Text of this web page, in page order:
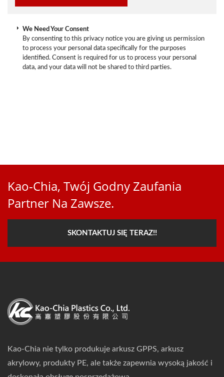
We Need Your Consent
By consenting to this privacy notice you are giving us permission
to process your personal data specifically for the purposes
identified. Consent is required for us to process your personal
data, and your data will not be shared to third parties.
Kao-Chia, Twój Godny Zaufania
Partner Na Zawsze.
SKONTAKTUJ SIĘ TERAZ!!
Kao-Chia nie tylko produkuje arkusz GPPS, arkusz
akrylowy, produkty PE, ale także zapewnia wysoką jakość i